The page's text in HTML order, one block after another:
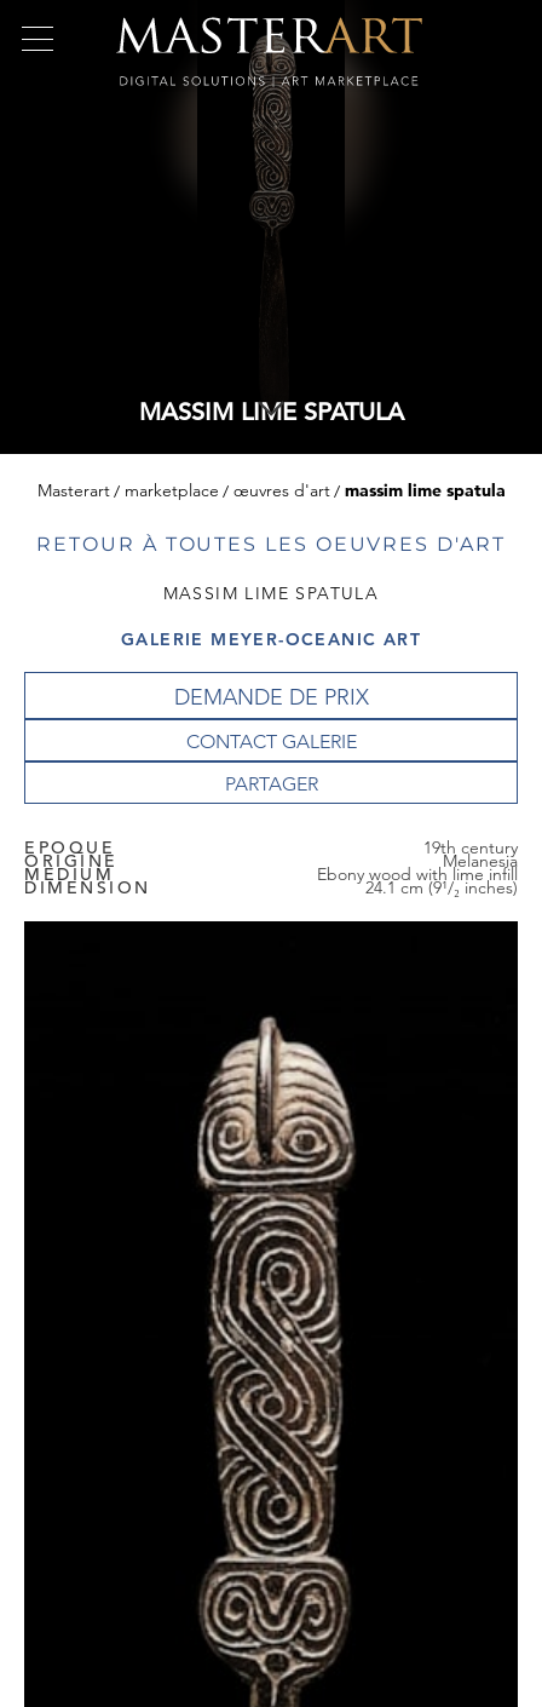
MASSIM LIME SPATULA
Masterart marketplace œuvres d'art massim lime spatula
RETOUR À TOUTES LES OEUVRES D'ART
MASSIM LIME SPATULA
GALERIE MEYER-OCEANIC ART
DEMANDE DE PRIX
CONTACT GALERIE
EPOQUE 19th century
ORIGINE Melanesia
MEDIUM Ebony wood with lime infill
DIMENSION 24.1 cm (9¹/₂ inches)